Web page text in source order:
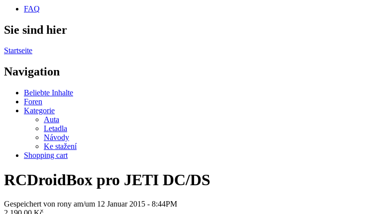
FAQ
Sie sind hier
Startseite
Navigation
Beliebte Inhalte
Foren
Kategorie
Auta
Letadla
Návody
Ke stažení
Shopping cart
RCDroidBox pro JETI DC/DS
Gespeichert von rony am/um 12 Januar 2015 - 8:44PM